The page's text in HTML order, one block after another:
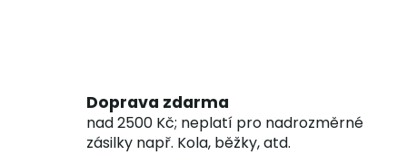
Doprava zdarma
nad 2500 Kč; neplatí pro nadrozměrné
zásilky např. Kola, běžky, atd.